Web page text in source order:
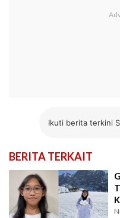
Ikuti berita terkini
BERITA TERKAIT